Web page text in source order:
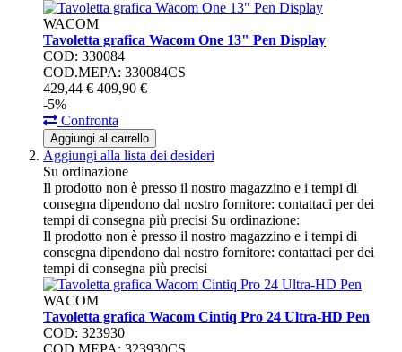
WACOM
Tavoletta grafica Wacom One 13" Pen Display
COD: 330084
COD.MEPA: 330084CS
429,44 € 409,90 €
-5%
Confronta
Aggiungi al carrello
Aggiungi alla lista dei desideri
Su ordinazione
Il prodotto non è presso il nostro magazzino e i tempi di
consegna dipendono dal nostro fornitore: contattaci per dei
tempi di consegna più precisi Su ordinazione:
Il prodotto non è presso il nostro magazzino e i tempi di
consegna dipendono dal nostro fornitore: contattaci per dei
tempi di consegna più precisi
WACOM
Tavoletta grafica Wacom Cintiq Pro 24 Ultra-HD Pen
COD: 323930
COD.MEPA: 323930CS